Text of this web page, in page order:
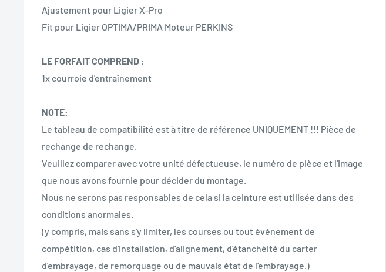
Ajustement pour Ligier X-Pro
Fit pour Ligier OPTIMA/PRIMA Moteur PERKINS
LE FORFAIT COMPREND :
1x courroie d'entraînement
NOTE:
Le tableau de compatibilité est à titre de référence UNIQUEMENT !!! Pièce de
rechange de rechange.
Veuillez comparer avec votre unité défectueuse, le numéro de pièce et l'image
que nous avons fournie pour décider du montage.
Nous ne serons pas responsables de cela si la ceinture est utilisée dans des
conditions anormales.
(y compris, mais sans s'y limiter, les courses ou tout événement de
compétition, cas d'installation, d'alignement, d'étanchéité du carter
d'embrayage, de remorquage ou de mauvais état de l'embrayage.)